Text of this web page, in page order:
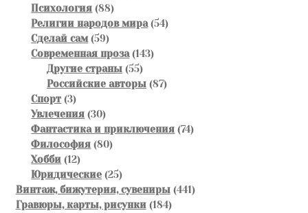
Психология 8888
товаров
Религии народов мира 5454
Сделай сам 5959
товаров
Современная проза 143143
Другие страны 5555
товаров
Российские авторы 8787
Спорт 33
товара
Увлечения 3030
товаров
Фантастика и приключения 7474
Философия 8080
Хобби 1212
товаров
Юридические 2525
товаров
Винтаж, бижутерия, сувениры 441441
Гравюры, карты, рисунки 184184